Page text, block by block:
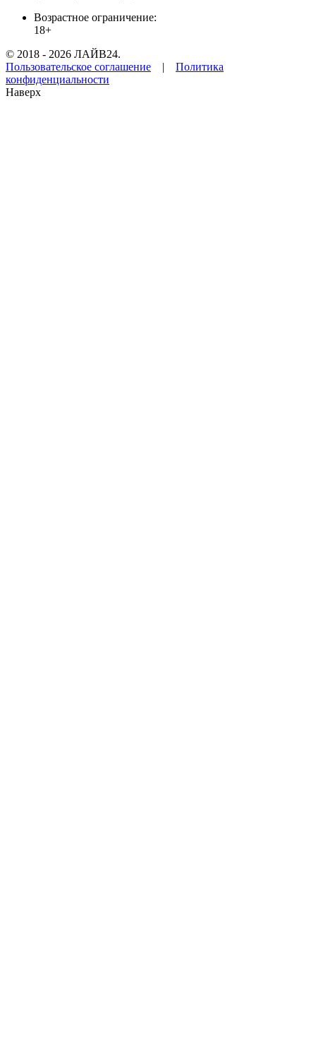
Возрастное ограничение:
18+
© 2018 - 2026 ЛАЙВ24.
Пользовательское соглашение | Политика
конфиденциальности
Наверх